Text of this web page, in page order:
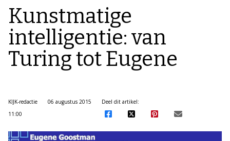
Kunstmatige
intelligentie: van
Turing tot Eugene
KIJK-redactie
06 augustus 2015
11:00
Deel dit artikel: